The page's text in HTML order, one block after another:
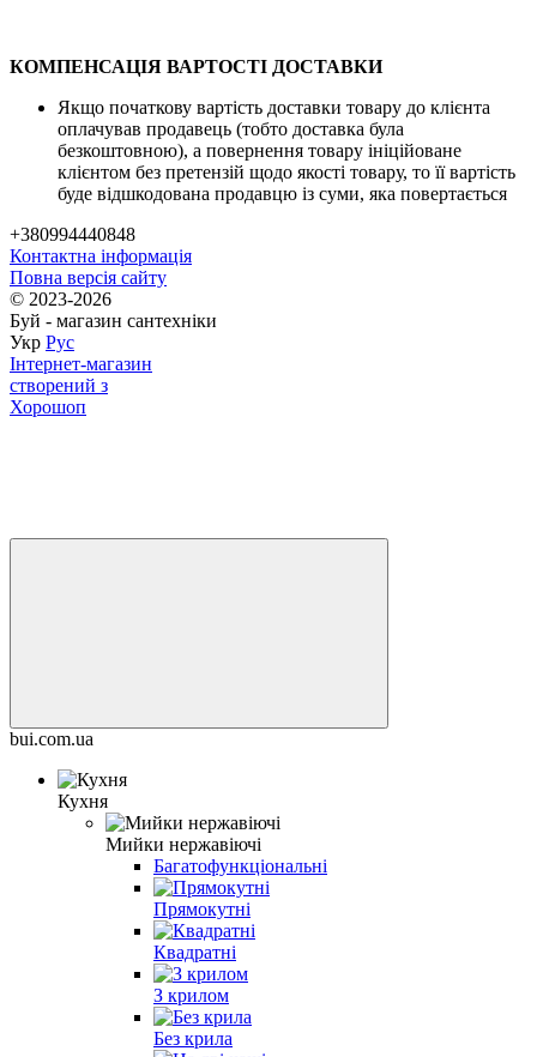
КОМПЕНСАЦІЯ ВАРТОСТІ ДОСТАВКИ
Якщо початкову вартість доставки товару до клієнта
оплачував продавець (тобто доставка була
безкоштовною), а повернення товару ініційоване
клієнтом без претензій щодо якості товару, то її вартість
буде відшкодована продавцю із суми, яка повертається
+380994440848
Контактна інформація
Повна версія сайту
© 2023-2026
Буй - магазин сантехніки
Укр Рус
Інтернет-магазин
створений з
Хорошоп
bui.com.ua
Кухня
Мийки нержавіючі
Багатофункціональні
Прямокутні
Квадратні
З крилом
Без крила